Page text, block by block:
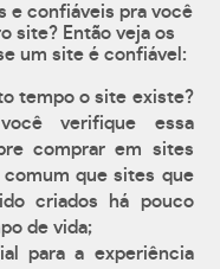
e confiáveis pra você
site? Então veja os
um site é confiável:
tempo o site existe?
verifique essa
comprar em sites
que sites que
criados há pouco
de vida;
para a experiência